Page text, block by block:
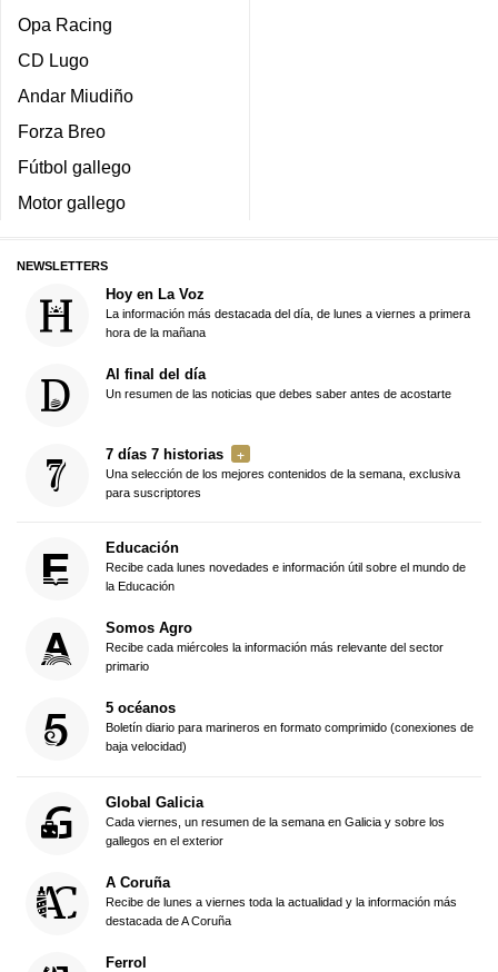
Opa Racing
CD Lugo
Andar Miudiño
Forza Breo
Fútbol gallego
Motor gallego
NEWSLETTERS
Hoy en La Voz
La información más destacada del día, de lunes a viernes a primera
hora de la mañana
Al final del día
Un resumen de las noticias que debes saber antes de acostarte
7 días 7 historias
Una selección de los mejores contenidos de la semana, exclusiva
para suscriptores
Educación
Recibe cada lunes novedades e información útil sobre el mundo de
la Educación
Somos Agro
Recibe cada miércoles la información más relevante del sector
primario
5 océanos
Boletín diario para marineros en formato comprimido (conexiones de
baja velocidad)
Global Galicia
Cada viernes, un resumen de la semana en Galicia y sobre los
gallegos en el exterior
A Coruña
Recibe de lunes a viernes toda la actualidad y la información más
destacada de A Coruña
Ferrol